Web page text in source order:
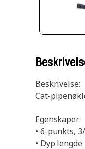
Beskrivelse:
Cat-
Egenskaper:
• 6-punkts,
• Dyp lengde